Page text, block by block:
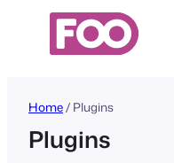
Home/ Plugins
Plugins